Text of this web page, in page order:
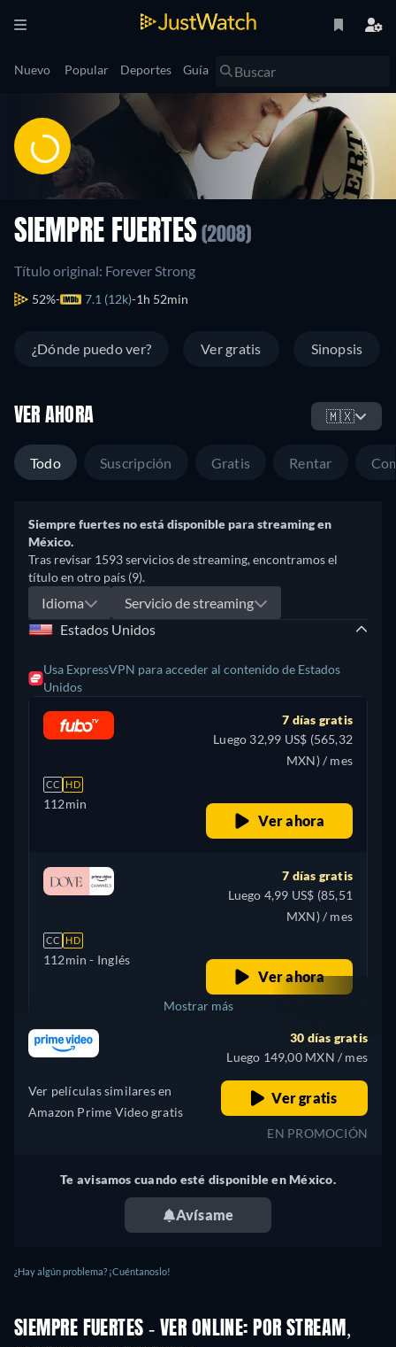
Nuevo Popular Deportes Guía
SIEMPRE FUERTES (2008)
Título original: Forever Strong
52% 7.1 (12k) 1h 52min
¿Dónde puedo ver? Ver gratis Sinopsis
VER AHORA 🇲🇽
Todo Suscripción Gratis Rentar
Siempre fuertes no está disponible para streaming en
México.
Tras revisar 1593 servicios de streaming, encontramos el
título en otro país (9).
Idioma
Servicio de streaming
Estados Unidos
Usa ExpressVPN para acceder al contenido de Estados
Unidos
CC HD
112min
7 días gratis
Luego 32,99 US$ (565,32
MXN) / mes
Ver ahora
CC HD
112min - Inglés
7 días gratis
Luego 4,99 US$ (85,51
MXN) / mes
Ver ahora
Italia + 2
Mostrar más
Ver películas similares en
Amazon Prime Video gratis
30 días gratis
Luego 149,00 MXN / mes
Ver gratis
EN PROMOCIÓN
Te avisamos cuando esté disponible en México.
Avísame
¿Hay algún problema? ¡Cuéntanoslo!
SIEMPRE FUERTES - VER ONLINE: POR STREAM,